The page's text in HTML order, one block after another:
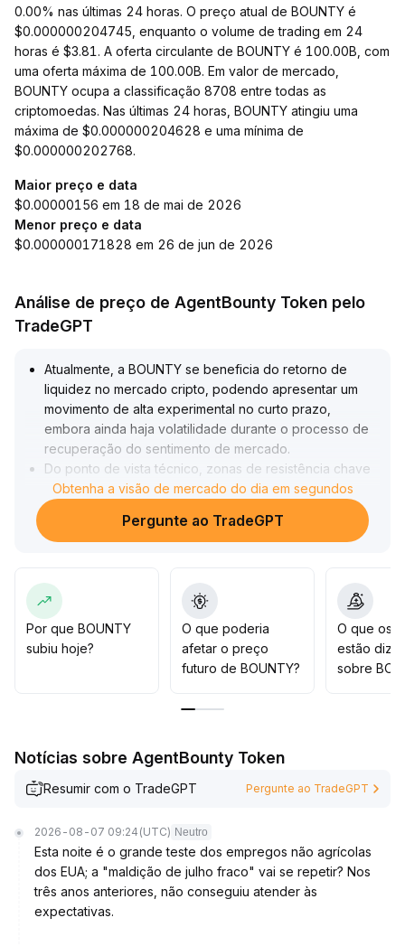
0.00% nas últimas 24 horas. O preço atual de BOUNTY é
$0.000000204745, enquanto o volume de trading em 24
horas é $3.81. A oferta circulante de BOUNTY é 100.00B, com
uma oferta máxima de 100.00B. Em valor de mercado,
BOUNTY ocupa a classificação 8708 entre todas as
criptomoedas. Nas últimas 24 horas, BOUNTY atingiu uma
máxima de $0.000000204628 e uma mínima de
$0.000000202768.
Maior preço e data
$0.00000156 em 18 de mai de 2026
Menor preço e data
$0.000000171828 em 26 de jun de 2026
Análise de preço de AgentBounty Token pelo
TradeGPT
Atualmente, a BOUNTY se beneficia do retorno de
liquidez no mercado cripto, podendo apresentar um
movimento de alta experimental no curto prazo,
embora ainda haja volatilidade durante o processo de
recuperação do sentimento de mercado.
Do ponto de vista técnico, zonas de resistência chave
e variações de volume ainda precisam ser confirmadas
Recomenda-se iniciar operações de curto prazo com
pequenas posições próximas aos principais suportes
Para o médio prazo, a estratégia é aumentar posições
apenas após ruptura confirmada seguida de pullback
No geral, é importante controlar o tamanho das
posições, priorizar a gestão de risco e aguardar a
definição clara da tendência.
Obtenha a visão de mercado do dia em segundos
Pergunte ao TradeGPT
Por que BOUNTY
subiu hoje?
O que poderia
afetar o preço
futuro de BOUNTY?
O que os
estão
sobre
Notícias sobre AgentBounty Token
Resumir com o TradeGPT Pergunte ao TradeGPT
2026-08-07 09:24 (UTC) Neutro
Esta noite é o grande teste dos empregos não agrícolas
dos EUA; a "maldição de julho fraco" vai se repetir? Nos
três anos anteriores, não conseguiu atender às
expectativas.